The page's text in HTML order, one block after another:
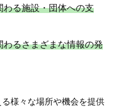
る施設・団体への支
るさまざまな情報の発
様々な場所や機会を提供